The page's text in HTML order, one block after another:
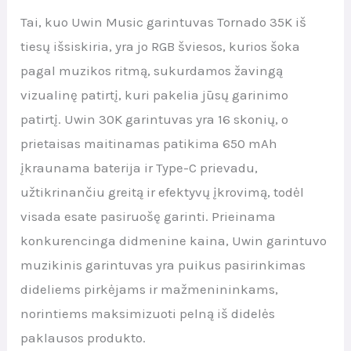
Tai, kuo Uwin Music garintuvas Tornado 35K iš
tiesų išsiskiria, yra jo RGB šviesos, kurios šoka
pagal muzikos ritmą, sukurdamos žavingą
vizualinę patirtį, kuri pakelia jūsų garinimo
patirtį. Uwin 30K garintuvas yra 16 skonių, o
prietaisas maitinamas patikima 650 mAh
įkraunama baterija ir Type-C prievadu,
užtikrinančiu greitą ir efektyvų įkrovimą, todėl
visada esate pasiruošę garinti. Prieinama
konkurencinga didmenine kaina, Uwin garintuvo
muzikinis garintuvas yra puikus pasirinkimas
dideliems pirkėjams ir mažmenininkams,
norintiems maksimizuoti pelną iš didelės
paklausos produkto.